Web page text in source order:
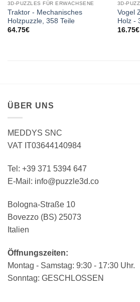
3D-PUZZLES FÜR ERWACHSENE
Traktor - Mechanisches
Holzpuzzle, 358 Teile
64.75€
3D-
Vogel
Holz -
16.75€
ÜBER UNS
MEDDYS SNC
VAT IT03644140984
Tel: +39 371 5394 647
E-Mail: info@puzzle3d.co
Bologna-Straße 10
Bovezzo (BS) 25073
Italien
Öffnungszeiten:
Montag - Samstag: 9:30 - 17:30 Uhr.
Sonntag: GESCHLOSSEN